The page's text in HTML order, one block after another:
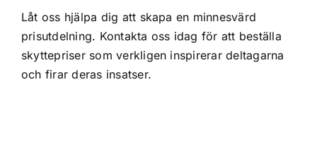
Låt oss hjälpa dig att skapa en minnesvärd
prisutdelning. Kontakta oss idag för att beställa
skyttepriser som verkligen inspirerar deltagarna
och firar deras insatser.